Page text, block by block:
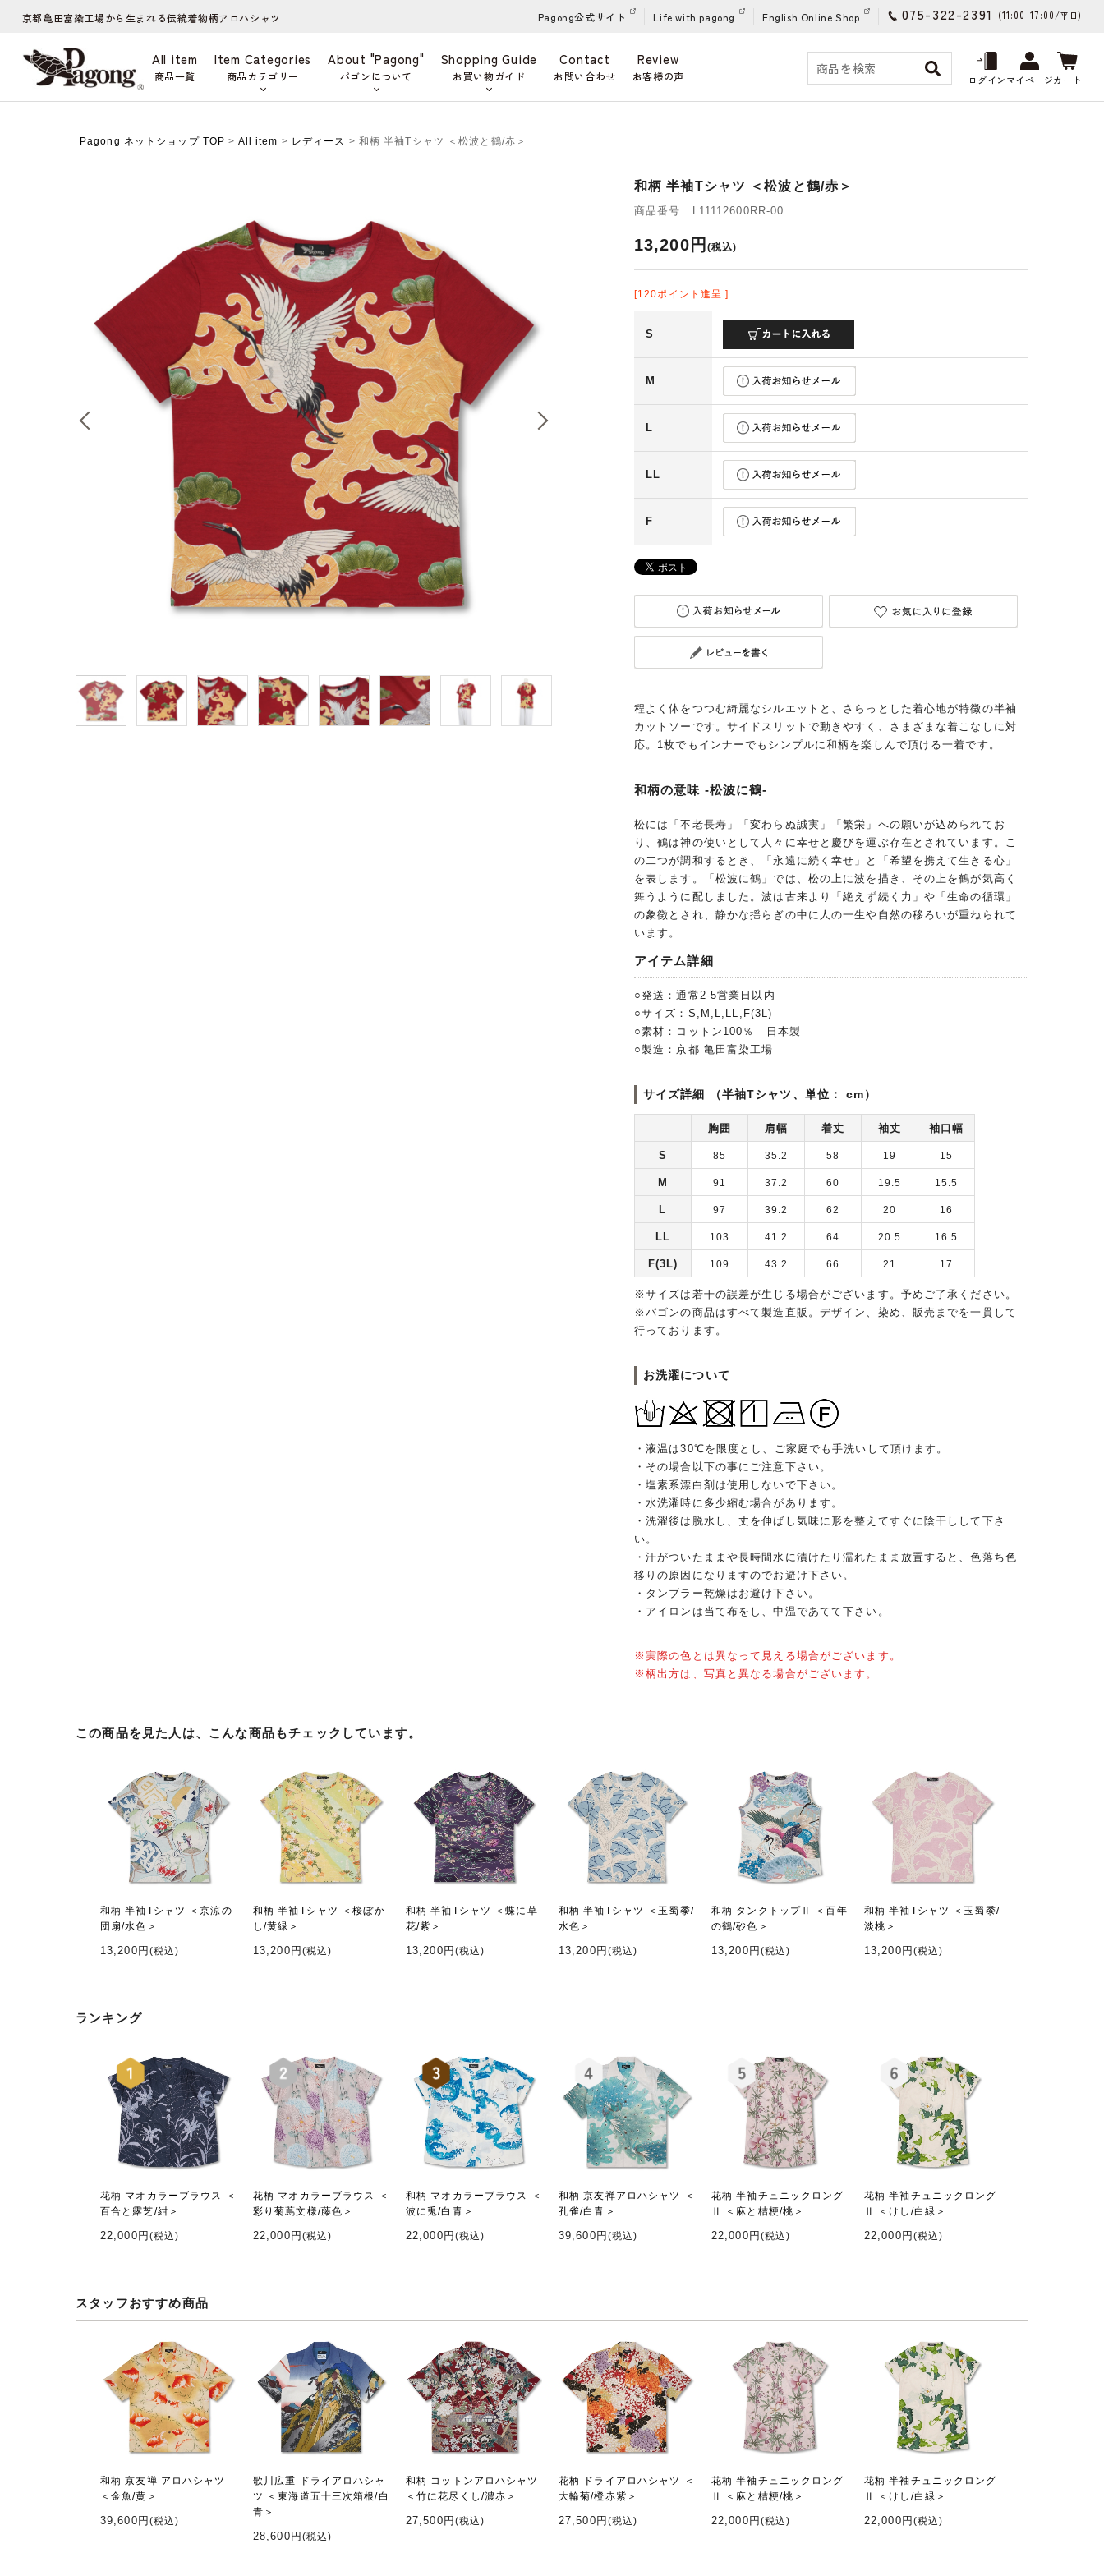
京都亀田富染工場から生まれる伝統着物柄アロハシャツ Pagong公式サイト Life with pagong English Online Shop 075-322-2391 (11:00-17:00/平日)
All item
商品一覧
Item Categories
商品カテゴリー
About "Pagong"
パゴンについて
Shopping Guide
お買い物ガイド
Contact
お問い合わせ
Review
お客様の声 ログインマイページカート
Pagong ネットショップ TOP > All item > レディース > 和柄 半袖Tシャツ ＜松波と鶴/赤＞
和柄 半袖Tシャツ ＜松波と鶴/赤＞
商品番号 L11112600RR-00
13,200円 (税込)
[120ポイント進呈 ]
S
M
L
LL
F
程よく体をつつむ綺麗なシルエットと、さらっとした着心地が特徴の半袖
カットソーです。サイドスリットで動きやすく、さまざまな着こなしに対
応。1枚でもインナーでもシンプルに和柄を楽しんで頂ける一着です。
和柄の意味 -松波に鶴-
松には「不老長寿」「変わらぬ誠実」「繁栄」への願いが込められてお
り、鶴は神の使いとして人々に幸せと慶びを運ぶ存在とされています。こ
の二つが調和するとき、「永遠に続く幸せ」と「希望を携えて生きる心」
を表します。「松波に鶴」では、松の上に波を描き、その上を鶴が気高く
舞うように配しました。波は古来より「絶えず続く力」や「生命の循環」
の象徴とされ、静かな揺らぎの中に人の一生や自然の移ろいが重ねられて
います。
アイテム詳細
○発送：通常2-5営業日以内
○サイズ：S,M,L,LL,F(3L)
○素材：コットン100％ 日本製
○製造：京都 亀田富染工場
サイズ詳細 （半袖Tシャツ、単位： cm）
胸囲 肩幅 着丈 袖丈 袖口幅
S 85 35.2 58 19 15
M 91 37.2 60 19.5 15.5
L 97 39.2 62 20 16
LL 103 41.2 64 20.5 16.5
F(3L) 109 43.2 66 21 17
※サイズは若干の誤差が生じる場合がございます。予めご了承ください。
※パゴンの商品はすべて製造直販。デザイン、染め、販売までを一貫して
行っております。
お洗濯について
・液温は30℃を限度とし、ご家庭でも手洗いして頂けます。
・その場合以下の事にご注意下さい。
・塩素系漂白剤は使用しないで下さい。
・水洗濯時に多少縮む場合があります。
・洗濯後は脱水し、丈を伸ばし気味に形を整えてすぐに陰干しして下さ
い。
・汗がついたままや長時間水に漬けたり濡れたまま放置すると、色落ち色
移りの原因になりますのでお避け下さい。
・タンブラー乾燥はお避け下さい。
・アイロンは当て布をし、中温であてて下さい。
※実際の色とは異なって見える場合がございます。
※柄出方は、写真と異なる場合がございます。
この商品を見た人は、こんな商品もチェックしています。
和柄 半袖Tシャツ ＜京涼の
団扇/水色＞
13,200円 (税込)
和柄 半袖Tシャツ ＜桜ぼか
し/黄緑＞
13,200円 (税込)
和柄 半袖Tシャツ ＜蝶に草
花/紫＞
13,200円 (税込)
和柄 半袖Tシャツ ＜玉蜀黍/
水色＞
13,200円 (税込)
和柄 タンクトップⅡ ＜百年
の鶴/砂色＞
13,200円 (税込)
和柄 半袖Tシャツ ＜玉蜀黍/
淡桃＞
13,200円 (税込)
ランキング
花柄 マオカラーブラウス ＜
百合と露芝/紺＞
22,000円 (税込)
花柄 マオカラーブラウス ＜
彩り菊蔦文様/藤色＞
22,000円 (税込)
和柄 マオカラーブラウス ＜
波に兎/白青＞
22,000円 (税込)
和柄 京友禅アロハシャツ ＜
孔雀/白青＞
39,600円 (税込)
花柄 半袖チュニックロング
Ⅱ ＜麻と桔梗/桃＞
22,000円 (税込)
花柄 半袖チュニックロング
Ⅱ ＜けし/白緑＞
22,000円 (税込)
スタッフおすすめ商品
和柄 京友禅 アロハシャツ
＜金魚/黄＞
39,600円 (税込)
歌川広重 ドライアロハシャ
ツ ＜東海道五十三次箱根/白
青＞
28,600円 (税込)
和柄 コットンアロハシャツ
＜竹に花尽くし/濃赤＞
27,500円 (税込)
花柄 ドライアロハシャツ ＜
大輪菊/橙赤紫＞
27,500円 (税込)
花柄 半袖チュニックロング
Ⅱ ＜麻と桔梗/桃＞
22,000円 (税込)
花柄 半袖チュニックロング
Ⅱ ＜けし/白緑＞
22,000円 (税込)